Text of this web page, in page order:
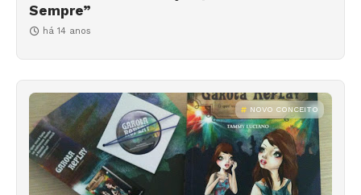
Sempre”
há 14 anos
NOVO CONCEITO